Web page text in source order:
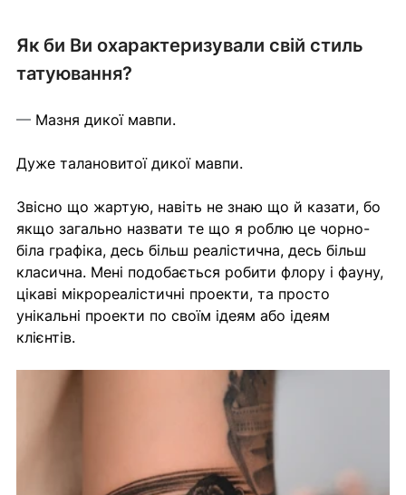
Як би Ви охарактеризували свій стиль
татуювання?
— Мазня дикої мавпи.
Дуже талановитої дикої мавпи.
Звісно що жартую, навіть не знаю що й казати, бо
якщо загально назвати те що я роблю це чорно-
біла графіка, десь більш реалістична, десь більш
класична. Мені подобається робити флору і фауну,
цікаві мікрореалістичні проекти, та просто
унікальні проекти по своїм ідеям або ідеям
клієнтів.